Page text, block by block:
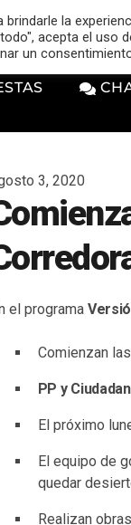
3, 2020
el programa
Comienzan
PP y
El próximo
El equipo de
quedar
Realizan
la
acepta el uso
un